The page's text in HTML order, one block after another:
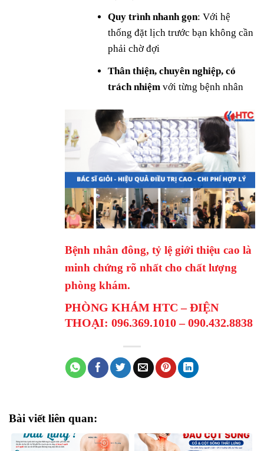
Quy trình nhanh gọn: Với hệ
thống đặt lịch trước bạn không cần
phải chờ đợi
Thân thiện, chuyên nghiệp, có
trách nhiệm với từng bệnh nhân
Bệnh nhân đông, tỷ lệ giới thiệu cao là
minh chứng rõ nhất cho chất lượng
phòng khám.
PHÒNG KHÁM HTC – ĐIỆN
THOẠI: 096.369.1010 – 090.432.8838
Bài viết liên quan: